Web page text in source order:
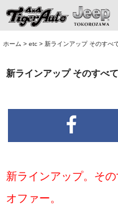
ホーム > etc > 新ラインアップ そのすべ
新ラインアップ そのすべ
新ラインアップ。そ
オファー。